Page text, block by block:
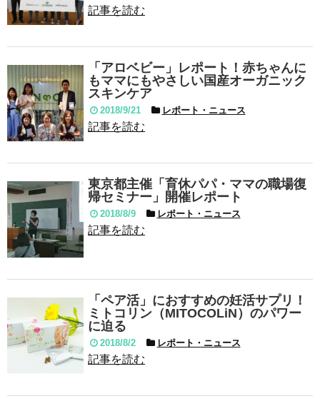
記事を読む
「アロベビー」レポート！赤ちゃんに
もママにもやさしい国産オーガニック
スキンケア
2018/9/21 レポート・ニュース
記事を読む
東京都主催「育休パパ・ママの職場復
帰セミナー」開催レポート
2018/8/9 レポート・ニュース
記事を読む
「ペア活」におすすめの妊活サプリ！
ミトコリン（MITOCOLiN）のパワー
に迫る
2018/8/2 レポート・ニュース
記事を読む